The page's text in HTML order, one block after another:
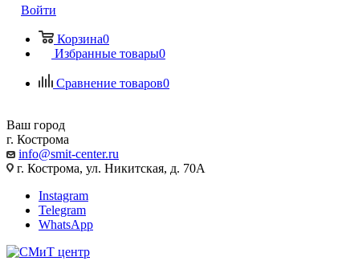
Войти
Корзина0
Избранные товары0
Сравнение товаров0
Ваш город
г. Кострома
info@smit-center.ru
г. Кострома, ул. Никитская, д. 70А
Instagram
Telegram
WhatsApp